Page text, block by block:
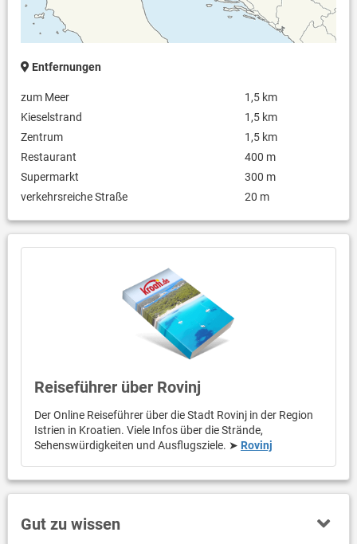
Entfernungen
zum Meer
1,5 km
Kieselstrand
1,5 km
Zentrum
1,5 km
Restaurant
400 m
Supermarkt
300 m
verkehrsreiche Straße
20 m
Reiseführer über Rovinj
Der Online Reiseführer über die Stadt Rovinj in der Region
Istrien in Kroatien. Viele Infos über die Strände,
Sehenswürdigkeiten und Ausflugsziele. ➤ Rovinj
Gut zu wissen